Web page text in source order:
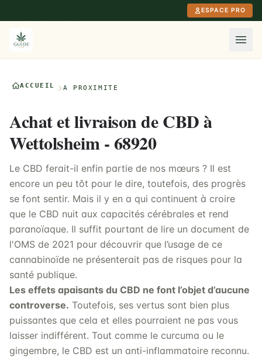
ESPACE PRO
ACCUEIL À PROXIMITÉ
Achat et livraison de CBD à
Wettolsheim - 68920
Le CBD ferait-il enfin partie de nos mœurs ? Il est
encore un peu tôt pour le dire, toutefois, des progrès
se font sentir. Mais il y en a qui continuent à croire
que le CBD nuit aux capacités cérébrales et rend
paranoïaque. Il suffit pourtant de lire un document de
l'OMS de 2021 pour découvrir que l’usage de ce
cannabinoïde ne présenterait pas de risques pour la
santé publique.
Les effets apaisants du CBD ne font l’objet d’aucune
controverse. Toutefois, ses vertus sont bien plus
puissantes que cela et elles pourraient ne pas vous
laisser indifférent. Tout comme le curcuma ou le
gingembre, le CBD est un anti-inflammatoire reconnu.